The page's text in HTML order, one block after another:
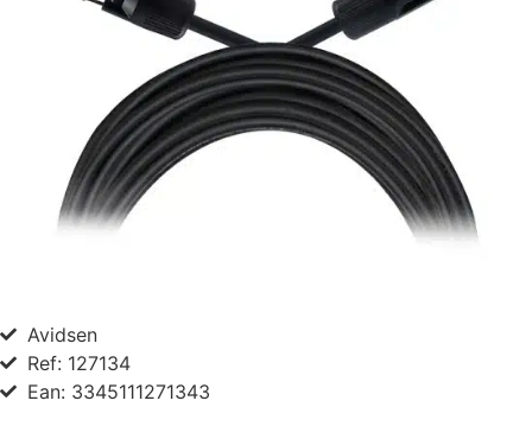
Avidsen
Ref: 127134
Ean: 3345111271343